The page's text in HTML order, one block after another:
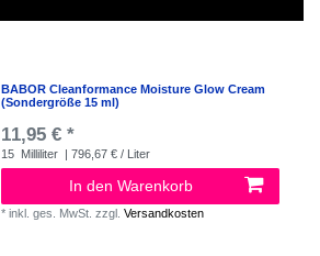
BABOR Cleanformance Moisture Glow Cream
(Sondergröße 15 ml)
11,95 € *
15 Milliliter | 796,67 € / Liter
In den Warenkorb
*inkl. ges. MwSt. zzgl.Versandkosten